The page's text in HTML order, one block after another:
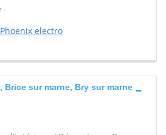
-
Phoenix electro
Brice sur marne, Bry sur marne